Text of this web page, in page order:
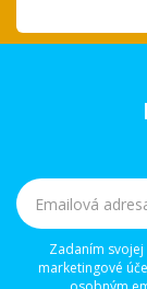
Zadaním
marketingové